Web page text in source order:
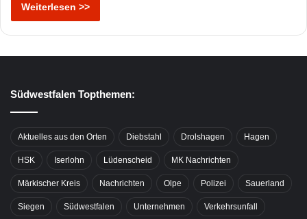
Weiterlesen >>
Südwestfalen Topthemen:
Aktuelles aus den Orten Diebstahl Drolshagen Hagen
HSK Iserlohn Lüdenscheid MK Nachrichten
Märkischer Kreis Nachrichten Olpe Polizei Sauerland
Siegen Südwestfalen Unternehmen Verkehrsunfall